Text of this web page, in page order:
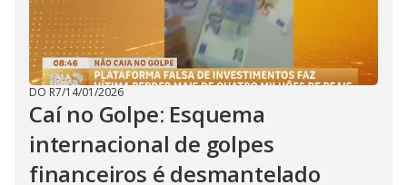
DO R7/14/01/2026
Caí no Golpe: Esquema
internacional de golpes
financeiros é desmantelado